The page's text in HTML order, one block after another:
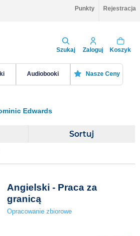
Punkty Rejestracja
Szukaj Zaloguj Koszyk
Audiobooki Nasze Ceny
Edwards
Sortuj
Angielski - Praca za
granicą
Opracowanie zbiorowe